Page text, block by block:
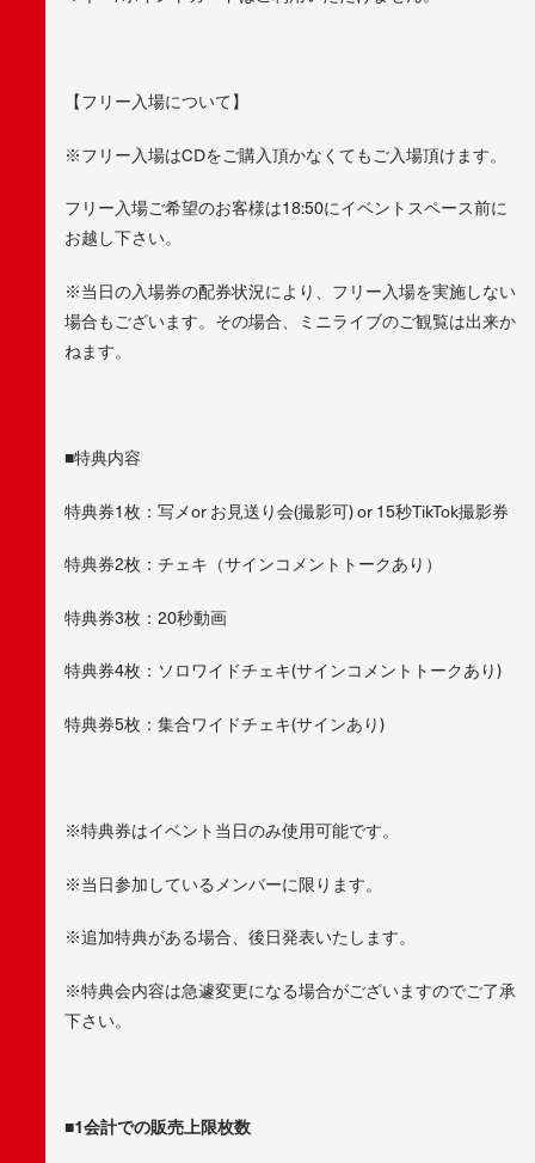
【フリー入場について】
※フリー入場はCDをご購入頂かなくてもご入場頂けます。
フリー入場ご希望のお客様は18:50にイベントスペース前に
お越し下さい。
※当日の入場券の配券状況により、フリー入場を実施しない
場合もございます。その場合、ミニライブのご観覧は出来か
ねます。
■特典内容
特典券1枚：写メor お見送り会(撮影可) or 15秒TikTok撮影券
特典券2枚：チェキ（サインコメントトークあり）
特典券3枚：20秒動画
特典券4枚：ソロワイドチェキ(サインコメントトークあり)
特典券5枚：集合ワイドチェキ(サインあり)
※特典券はイベント当日のみ使用可能です。
※当日参加しているメンバーに限ります。
※追加特典がある場合、後日発表いたします。
※特典会内容は急遽変更になる場合がございますのでご了承
下さい。
■1会計での販売上限枚数